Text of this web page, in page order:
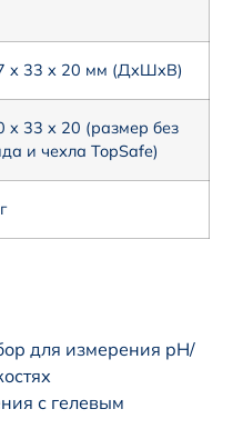
x 33 x 20 мм (ДxШxВ)
x 33 x 20 (размер без
и чехла TopSafe)
для измерения pH/
с гелевым